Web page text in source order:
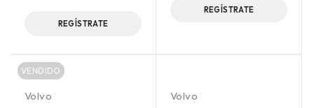
REGÍSTRATE
REGÍSTRATE
VENDIDO
Volvo
Volvo